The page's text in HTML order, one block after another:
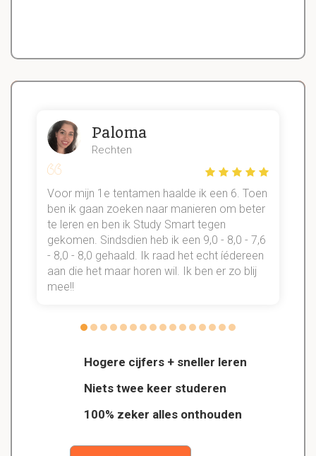
Hogere cijfers + sneller leren
Niets twee keer studeren
100% zeker alles onthouden
Paloma
Rechten
Voor mijn 1e tentamen haalde ik een 6. Toen
ben ik gaan zoeken naar manieren om beter
te leren en ben ik Study Smart tegen
gekomen. Sindsdien heb ik een 9,0 - 8,0 - 7,6
- 8,0 - 8,0 gehaald. Ik raad het echt íédereen
aan die het maar horen wil. Ik ben er zo blij
mee!!